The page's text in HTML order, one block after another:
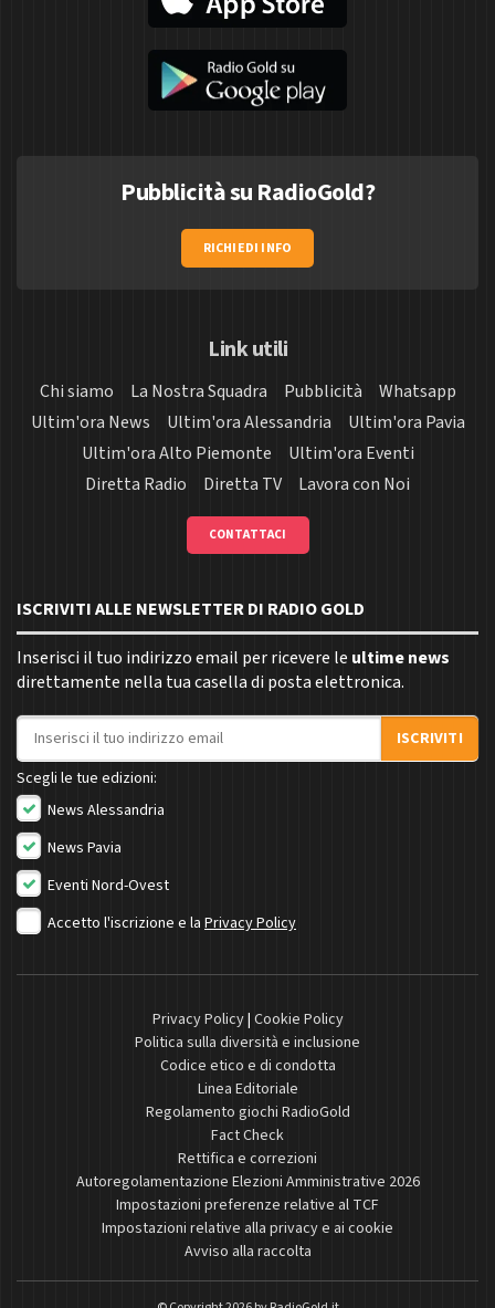
Pubblicità su RadioGold?
RICHIEDI INFO
Link utili
Chi siamo La Nostra Squadra Pubblicità
Whatsapp
Ultim'ora News
Ultim'ora Alessandria
Ultim'ora Pavia
Ultim'ora Alto Piemonte
Ultim'ora Eventi
Diretta Radio
Diretta TV Lavora con Noi
CONTATTACI
ISCRIVITI ALLE NEWSLETTER DI RADIO GOLD
Inserisci il tuo indirizzo email per ricevere le ultime news
direttamente nella tua casella di posta elettronica.
Indirizzo email
ISCRIVITI
Scegli le tue edizioni:
News Alessandria
News Pavia
Eventi Nord-Ovest
Accetto l'iscrizione e la Privacy Policy
Privacy Policy| Cookie Policy
Politica sulla diversità e inclusione
Codice etico e di condotta
Linea Editoriale
Regolamento giochi RadioGold
Fact Check
Rettifica e correzioni
Autoregolamentazione Elezioni Amministrative 2026
Impostazioni preferenze relative al TCF
Impostazioni relative alla privacy e ai cookie
Avviso alla raccolta